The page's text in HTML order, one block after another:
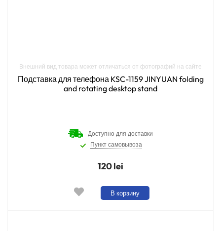
Внешний вид товара может отличаться от фотографий на сайте
Подставка для телефона KSC-1159 JINYUAN folding
and rotating desktop stand
Доступно для доставки
Пункт самовывоза
120 lei
В корзину